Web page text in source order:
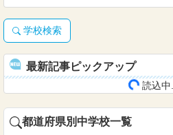
学校検索
最新記事ピックアップ
読込中...
都道府県別中学校一覧